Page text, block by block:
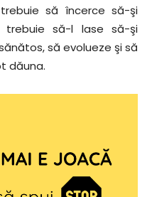
să încerce să-şi
trebuie să-l lase să-şi
să evolueze şi să
dăuna.